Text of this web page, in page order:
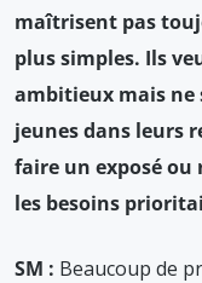
maîtrisent pas
plus simples. Ils
ambitieux mais ne
jeunes dans leurs
faire un exposé ou
les besoins
SM : Beaucoup de